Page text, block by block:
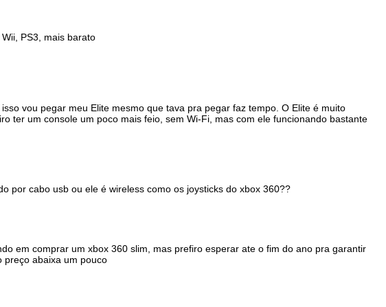
PS3, mais barato
vou pegar meu Elite mesmo que tava pra pegar faz tempo. O Elite é muito
ter um console um poco mais feio, sem Wi-Fi, mas com ele funcionando bastante
por cabo usb ou ele é wireless como os joysticks do xbox 360??
em comprar um xbox 360 slim, mas prefiro esperar ate o fim do ano pra garantir
preço abaixa um pouco